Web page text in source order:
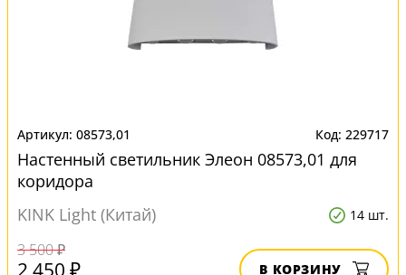
08573,01 229717
Настенный светильник Элеон 08573,01 для
коридора
KINK Light (Китай)
14 шт.
3 500 ₽
2 450 ₽ В КОРЗИНУ